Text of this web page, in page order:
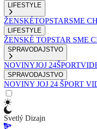
LIFESTYLE
ŽENSKÉTOPSTARSME
LIFESTYLE
ŽENSKÉ TOPSTAR SME
SPRAVODAJSTVO
NOVINYJOJ 24ŠPORT
SPRAVODAJSTVO
NOVINY JOJ 24 ŠPORT
Svetlý Dizajn